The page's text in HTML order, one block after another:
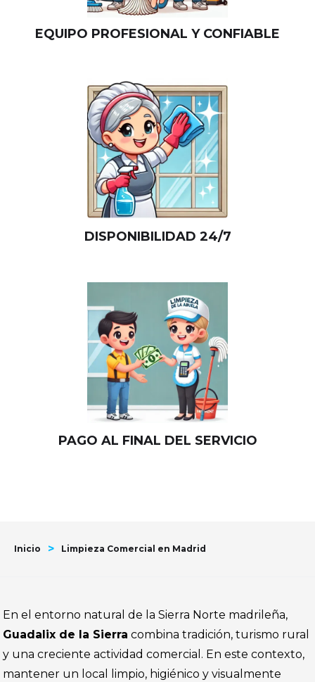
EQUIPO PROFESIONAL Y CONFIABLE
DISPONIBILIDAD 24/7
PAGO AL FINAL DEL SERVICIO
Inicio > Limpieza Comercial en Madrid
En el entorno natural de la Sierra Norte madrileña,
Guadalix de la Sierra combina tradición, turismo rural
y una creciente actividad comercial. En este contexto,
mantener un local limpio, higiénico y visualmente